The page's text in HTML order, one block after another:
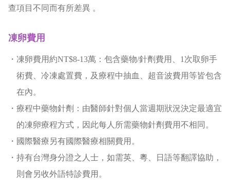
查項目不同而有所差異 。
凍卵費用
・凍卵費用約NT$8-13萬：包含藥物/針劑費用、1次取卵手
術費、冷凍處置費，及療程中抽血、超音波費用等皆包含
在內。
・療程中藥物針劑：由醫師針對個人當週期狀況決定最適宜
的凍卵療程方式，因此每人所需藥物針劑費用不相同。
・國際醫療另有國際醫療相關費用。
・持有台灣身分證之人士，如需英、粵、日語等翻譯協助，
則會另收外語特診費用。